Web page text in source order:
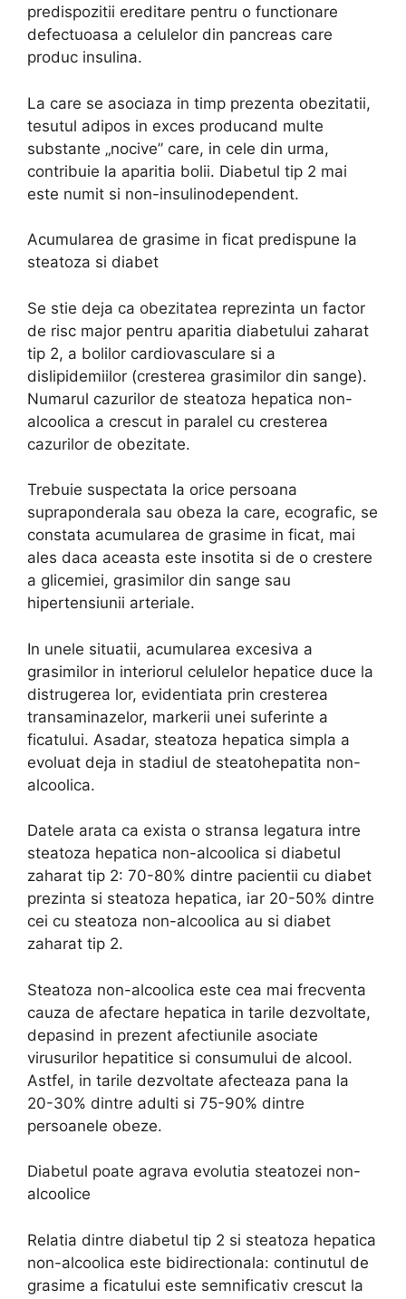
predispozitii ereditare pentru o functionare
defectuoasa a celulelor din pancreas care
produc insulina.
La care se asociaza in timp prezenta obezitatii,
tesutul adipos in exces producand multe
substante „nocive” care, in cele din urma,
contribuie la aparitia bolii. Diabetul tip 2 mai
este numit si non-insulinodependent.
Acumularea de grasime in ficat predispune la
steatoza si diabet
Se stie deja ca obezitatea reprezinta un factor
de risc major pentru aparitia diabetului zaharat
tip 2, a bolilor cardiovasculare si a
dislipidemiilor (cresterea grasimilor din sange).
Numarul cazurilor de steatoza hepatica non-
alcoolica a crescut in paralel cu cresterea
cazurilor de obezitate.
Trebuie suspectata la orice persoana
supraponderala sau obeza la care, ecografic, se
constata acumularea de grasime in ficat, mai
ales daca aceasta este insotita si de o crestere
a glicemiei, grasimilor din sange sau
hipertensiunii arteriale.
In unele situatii, acumularea excesiva a
grasimilor in interiorul celulelor hepatice duce la
distrugerea lor, evidentiata prin cresterea
transaminazelor, markerii unei suferinte a
ficatului. Asadar, steatoza hepatica simpla a
evoluat deja in stadiul de steatohepatita non-
alcoolica.
Datele arata ca exista o stransa legatura intre
steatoza hepatica non-alcoolica si diabetul
zaharat tip 2: 70-80% dintre pacientii cu diabet
prezinta si steatoza hepatica, iar 20-50% dintre
cei cu steatoza non-alcoolica au si diabet
zaharat tip 2.
Steatoza non-alcoolica este cea mai frecventa
cauza de afectare hepatica in tarile dezvoltate,
depasind in prezent afectiunile asociate
virusurilor hepatitice si consumului de alcool.
Astfel, in tarile dezvoltate afecteaza pana la
20-30% dintre adulti si 75-90% dintre
persoanele obeze.
Diabetul poate agrava evolutia steatozei non-
alcoolice
Relatia dintre diabetul tip 2 si steatoza hepatica
non-alcoolica este bidirectionala: continutul de
grasime a ficatului este semnificativ crescut la